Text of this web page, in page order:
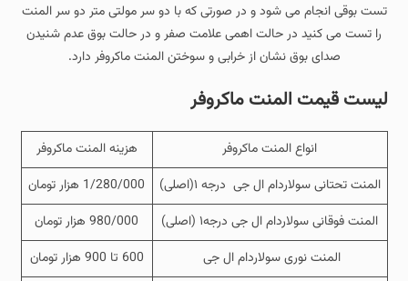
تست بوقی انجام می شود و در صورتی که با دو سر مولتی متر دو سر المنت
را تست می کنید در حالت اهمی علامت صفر و در حالت بوق عدم شنیدن
صدای بوق نشان از خرابی و سوختن المنت ماکروفر دارد.
لیست قیمت المنت ماکروفر
انواع المنت ماکروفر
هزینه المنت ماکروفر
المنت تحتانی سولاردام ال جی درجه ۱(اصلی)
1/280/000 هزار تومان
المنت فوقانی سولاردام ال جی درجه۱ (اصلی)
980/000 هزار تومان
المنت نوری سولاردام ال جی
600 تا 900 هزار تومان